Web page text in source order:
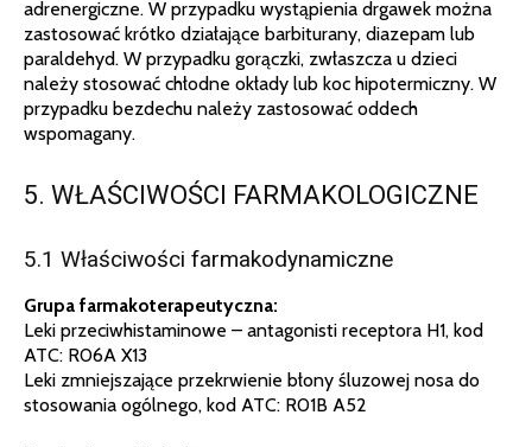
adrenergiczne. W przypadku wystąpienia drgawek można
zastosować krótko działające barbiturany, diazepam lub
paraldehyd. W przypadku gorączki, zwłaszcza u dzieci
należy stosować chłodne okłady lub koc hipotermiczny. W
przypadku bezdechu należy zastosować oddech
wspomagany.
5. WŁAŚCIWOŚCI FARMAKOLOGICZNE
5.1 Właściwości farmakodynamiczne
Grupa farmakoterapeutyczna:
Leki przeciwhistaminowe – antagonisti receptora H1, kod
ATC: R06A X13
Leki zmniejszające przekrwienie błony śluzowej nosa do
stosowania ogólnego, kod ATC: R01B A52